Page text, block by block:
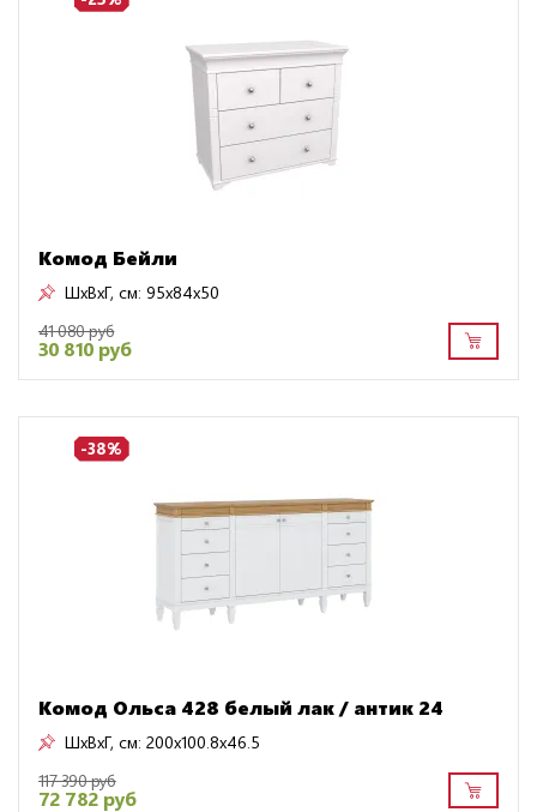
Комод Бейли
ШxВxГ, см: 95x84x50
41 080 руб
30 810 руб
-38%
Комод Ольса 428 белый лак / антик 24
ШxВxГ, см: 200x100.8x46.5
117 390 руб
72 782 руб